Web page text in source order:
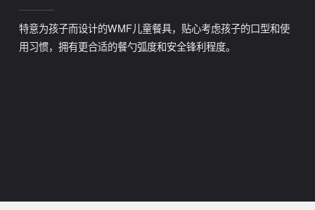
特意为孩子而设计的WMF儿童餐具，贴心考虑孩子的口型和使
用习惯，拥有更合适的餐勺弧度和安全锋利程度。